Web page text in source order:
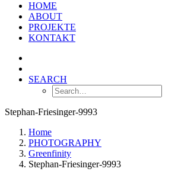
HOME
ABOUT
PROJEKTE
KONTAKT
SEARCH
Stephan-Friesinger-9993
Home
PHOTOGRAPHY
Greenfinity
Stephan-Friesinger-9993